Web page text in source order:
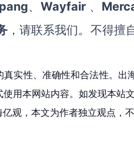
、 Wayfair 、
，请联系我们。不得擅
实性、准确性和合法性。
用本网站内容。如发现本
观，本文为作者独立观点，不